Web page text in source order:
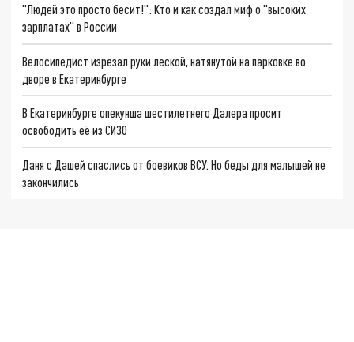
"Людей это просто бесит!": Кто и как создал миф о "высоких
зарплатах" в России
Велосипедист изрезал руки леской, натянутой на парковке во
дворе в Екатеринбурге
В Екатеринбурге опекунша шестилетнего Далера просит
освободить её из СИЗО
Даня с Дашей спаслись от боевиков ВСУ. Но беды для малышей не
закончились